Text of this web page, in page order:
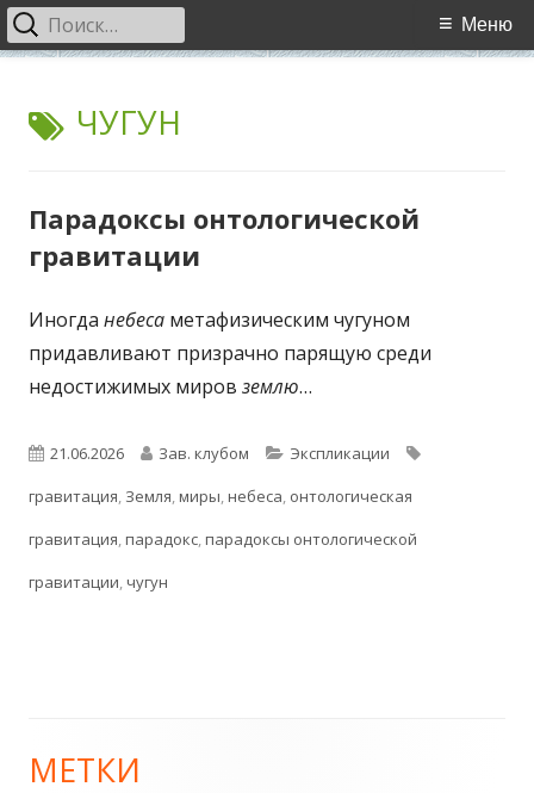
содержимому
Основное
Меню
Найти:
МЕТКА:
ЧУГУН
Парадоксы онтологической
гравитации
Иногда небеса метафизическим чугуном
придавливают призрачно парящую среди
недостижимых миров землю…
Опубликовано
21.06.2026 Автор
Зав. клубом Рубрики
Экспликации
гравитация, Земля,миры,небеса, онтологическая
гравитация,парадокс,парадоксы онтологической
гравитации,чугун
Главная
МЕТКИ